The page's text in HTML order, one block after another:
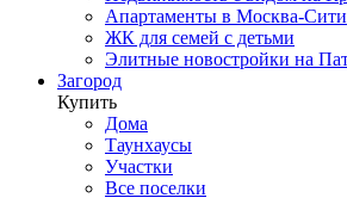
Апартаменты в Москва-Сити
ЖК для семей с детьми
Элитные новостройки на
Загород
Купить
Дома
Таунхаусы
Участки
Все поселки